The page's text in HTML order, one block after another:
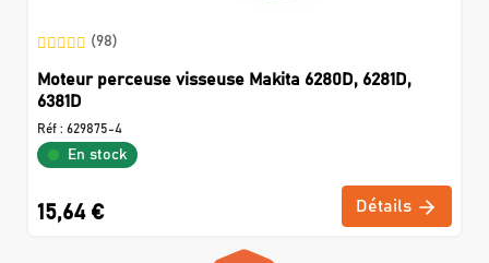
(98)
Moteur perceuse visseuse Makita 6280D, 6281D,
6381D
Réf : 629875-4
En stock
15,64 € Détails